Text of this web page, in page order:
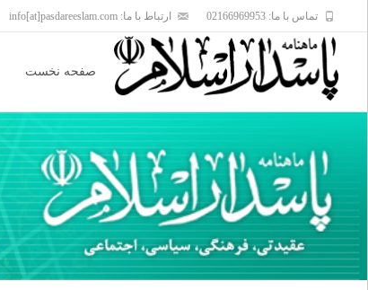
تماس با ما: 02166969953 ارتباط با ما: info[at]pasdareeslam.com
content
صفحه نخست